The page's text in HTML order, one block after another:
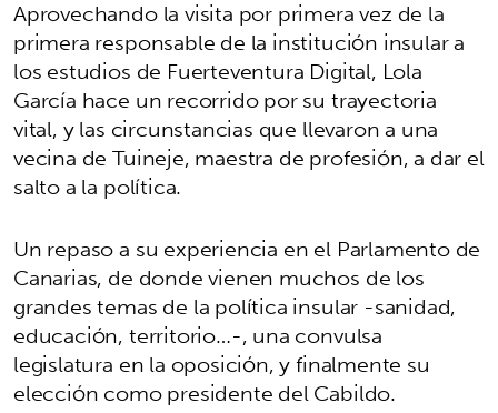
Aprovechando la visita por primera vez de la
primera responsable de la institución insular a
los estudios de Fuerteventura Digital, Lola
García hace un recorrido por su trayectoria
vital, y las circunstancias que llevaron a una
vecina de Tuineje, maestra de profesión, a dar el
salto a la política.
Un repaso a su experiencia en el Parlamento de
Canarias, de donde vienen muchos de los
grandes temas de la política insular -sanidad,
educación, territorio…-, una convulsa
legislatura en la oposición, y finalmente su
elección como presidente del Cabildo.